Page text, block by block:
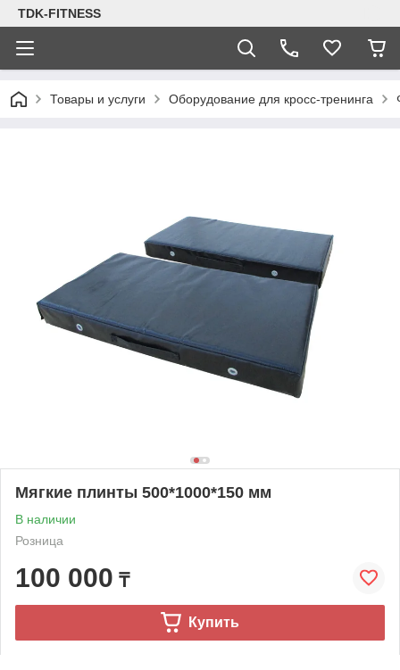
TDK-FITNESS
Товары и услуги Оборудование для кросс-тренинга
Мягкие плинты 500*1000*150 мм
В наличии
Розница
100 000 ₸
Купить